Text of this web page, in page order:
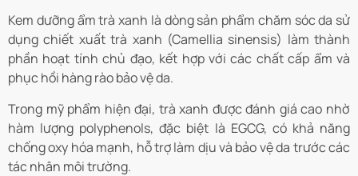
Kem dưỡng ẩm trà xanh là dòng sản phẩm chăm sóc da sử
dụng chiết xuất trà xanh (Camellia sinensis) làm thành
phần hoạt tính chủ đạo, kết hợp với các chất cấp ẩm và
phục hồi hàng rào bảo vệ da.
Trong mỹ phẩm hiện đại, trà xanh được đánh giá cao nhờ
hàm lượng polyphenols, đặc biệt là EGCG, có khả năng
chống oxy hóa mạnh, hỗ trợ làm dịu và bảo vệ da trước các
tác nhân môi trường.